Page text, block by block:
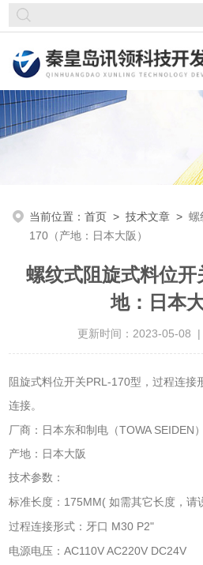
当前位置：首页 >技术文章 >螺
170（产地：日本大阪）
螺纹式阻旋式料位
地：日本大
更新时间：2023-05-08
阻旋式料位开关PRL-170型，过程连接
连接。
厂商：日本东和制电（TOWA SEIDEN ）
产地：日本大阪
技术参数：
标准长度： 175MM(如需其它长度，请
过程连接形式：牙口 M30 P2"
电源电压：AC110V AC220V DC24V